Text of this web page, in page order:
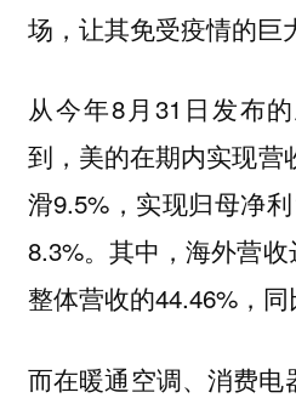
场，让其免受疫情的巨
从今年8月31日发布
到，美的在期内实现营
滑9.5%，实现归母净
8.3%。其中，海外营
整体营收的44.46%，同
而在暖通空调、消费电